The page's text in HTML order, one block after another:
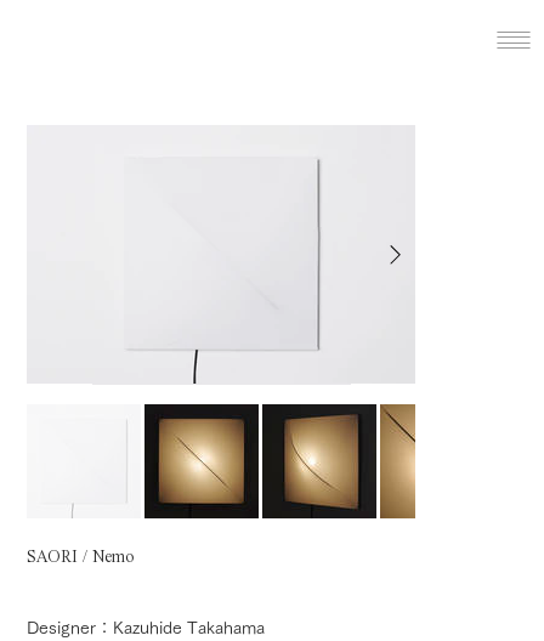
SAORI / Nemo
Designer：Kazuhide Takahama